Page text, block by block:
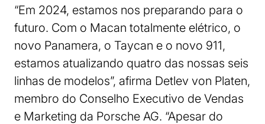
“Em 2024, estamos nos preparando para o
futuro. Com o Macan totalmente elétrico, o
novo Panamera, o Taycan e o novo 911,
estamos atualizando quatro das nossas seis
linhas de modelos”, afirma Detlev von Platen,
membro do Conselho Executivo de Vendas
e Marketing da Porsche AG. “Apesar do